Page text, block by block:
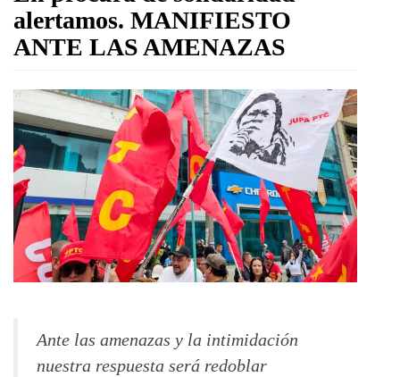
alertamos. MANIFIESTO
ANTE LAS AMENAZAS
Ante las amenazas y la intimidación
nuestra respuesta será redoblar